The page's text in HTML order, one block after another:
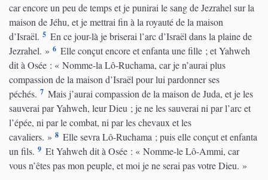
car encore un peu de temps et je punirai le sang de Jezrahel sur la
maison de Jéhu, et je mettrai fin à la royauté de la maison
d’Israël. 5 En ce jour-là je briserai l’arc d’Israël dans la plaine de
Jezrahel. » 6 Elle conçut encore et enfanta une fille ; et Yahweh
dit à Osée : « Nomme-la Lô-Ruchama, car je n’aurai plus
compassion de la maison d’Israël pour lui pardonner ses
péchés. 7 Mais j’aurai compassion de la maison de Juda, et je les
sauverai par Yahweh, leur Dieu ; je ne les sauverai ni par l’arc et
l’épée, ni par le combat, ni par les chevaux et les
cavaliers. » 8 Elle sevra Lô-Ruchama ; puis elle conçut et enfanta
un fils. 9 Et Yahweh dit à Osée : « Nomme-le Lô-Ammi, car
vous n’êtes pas mon peuple, et moi je ne serai pas votre Dieu. »